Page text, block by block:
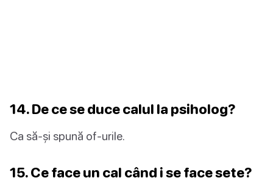
14. De ce se duce calul la psiholog?
Ca să-și spună of-urile.
15. Ce face un cal când i se face sete?